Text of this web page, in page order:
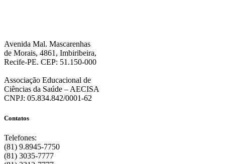
Avenida Mal. Mascarenhas
de Morais, 4861, Imbiribeira,
Recife-PE. CEP: 51.150-000
Associação Educacional de
Ciências da Saúde – AECISA
CNPJ: 05.834.842/0001-62
Contatos
Telefones:
(81) 9.8945-7750
(81) 3035-7777